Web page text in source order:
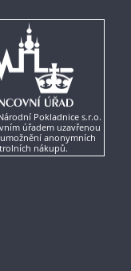
Pokladnice s.r.o.
úřadem uzavřenou
anonymních
nákupů.